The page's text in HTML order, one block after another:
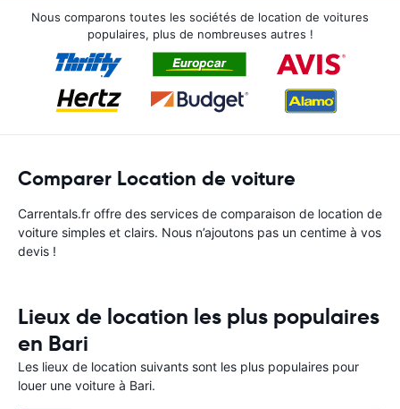
Nous comparons toutes les sociétés de location de voitures
populaires, plus de nombreuses autres !
Comparer Location de voiture
Carrentals.fr offre des services de comparaison de location de
voiture simples et clairs. Nous n’ajoutons pas un centime à vos
devis !
Lieux de location les plus populaires
en Bari
Les lieux de location suivants sont les plus populaires pour
louer une voiture à Bari.